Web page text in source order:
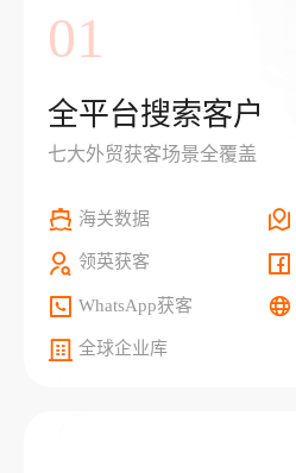
01
全平台搜索客户
七大外贸获客场景全覆盖
海关数据
领英获客
WhatsApp获客
全球企业库